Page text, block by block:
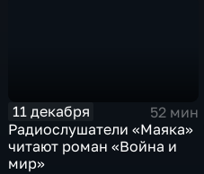
11 декабря
52 мин
Радиослушатели «Маяка»
читают роман «Война и
мир»